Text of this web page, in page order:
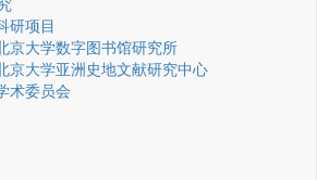
研项目
京大学数字图书馆研究所
京大学亚洲史地文献研究中心
术委员会